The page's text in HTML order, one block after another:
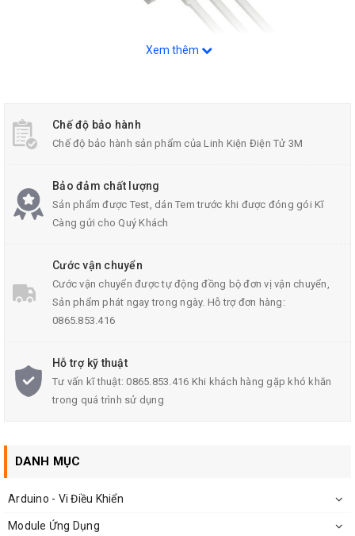
Dòng điện cực đạimosfet IRF9640N: ID= 11A
Công suất cực đại: P = 125W
= 200 V
V
= + 20 V
Khi sử dụng cần lưu ý thứ tự chân của Transistor
Xem thêm
Chế độ bảo hành
Chế độ bảo hành sản phẩm của Linh Kiện Điện Tử 3M
Bảo đảm chất lượng
Sản phẩm được Test, dán Tem trước khi được đóng gói Kĩ
Càng gửi cho Quý Khách
Cước vận chuyển
Cước vận chuyển được tự động đồng bộ đơn vị vận chuyển,
Sản phẩm phát ngay trong ngày. Hỗ trợ đơn hàng:
0865.853.416
Hỗ trợ kỹ thuật
Tư vấn kĩ thuật: 0865.853.416 Khi khách hàng gặp khó khăn
trong quá trình sử dụng
DANH MỤC
Arduino - Vi Điều Khiển
Module Ứng Dụng